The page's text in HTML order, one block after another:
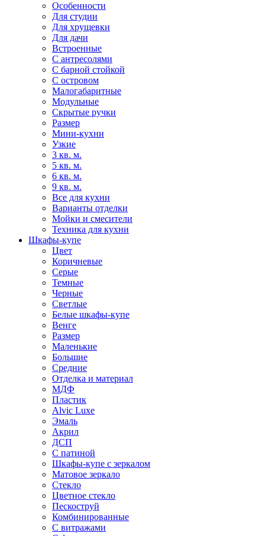
Особенности
Для студии
Для хрущевки
Для дачи
Встроенные
С антресолями
С барной стойкой
С островом
Малогабаритные
Модульные
Скрытые ручки
Размер
Мини-кухни
Узкие
3 кв. м.
5 кв. м.
6 кв. м.
9 кв. м.
Все для кухни
Варианты отделки
Мойки и смесители
Техника для кухни
Шкафы-купе
Цвет
Коричневые
Серые
Темные
Черные
Светлые
Белые шкафы-купе
Венге
Размер
Маленькие
Большие
Средние
Отделка и материал
МДФ
Пластик
Alvic Luxe
Эмаль
Акрил
ДСП
С патиной
Шкафы-купе с зеркалом
Матовое зеркало
Стекло
Цветное стекло
Пескоструй
Комбинированные
С витражами